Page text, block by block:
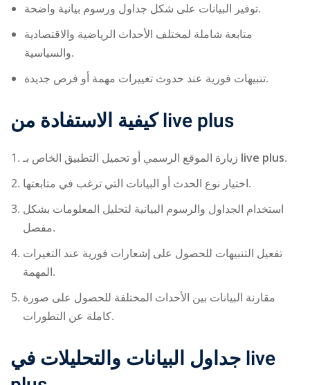
توفير البيانات على شكل جداول ورسوم بيانية واضحة.
متابعة شاملة لمختلف الأحداث الرياضية والاقتصادية
والسياسية.
تنبيهات فورية عند حدوث تغييرات مهمة أو فرص جديدة.
كيفية الاستفادة منlive plus
live plus.
اختيار نوع الحدث أو البيانات التي ترغب في متابعتها.
استخدام الجداول والرسوم البيانية لتحليل المعلومات بشكل
مفصل.
تفعيل التنبيهات للحصول على إشعارات فورية عند التغيرات
المهمة.
مقارنة البيانات بين الأحداث المختلفة للحصول على صورة
كاملة عن التطورات.
live